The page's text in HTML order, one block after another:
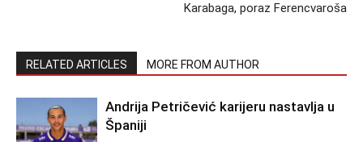
Karabaga, poraz Ferencvaroša
RELATED ARTICLES MORE FROM AUTHOR
Andrija Petričević karijeru nastavlja u
Španiji